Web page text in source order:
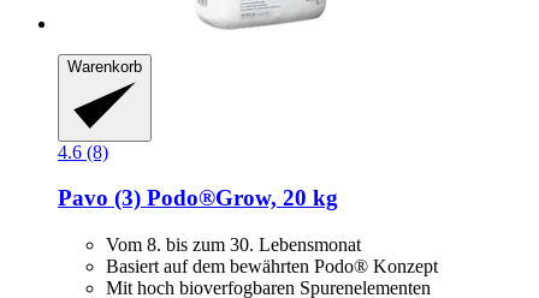
Warenkorb
4.6 (8)
Pavo (3) Podo®Grow, 20 kg
Vom 8. bis zum 30. Lebensmonat
Basiert auf dem bewährten Podo® Konzept
Mit hoch bioverfogbaren Spurenelementen